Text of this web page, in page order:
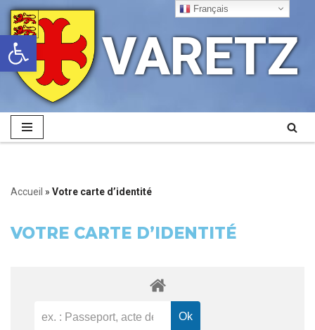
Ouvrir la barre d’outils
Aller
au
contenu
VARETZ
Accueil » Votre carte d’identité
VOTRE CARTE D’IDENTITÉ
Français